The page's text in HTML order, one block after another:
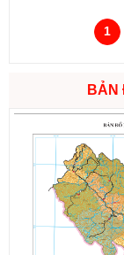
1
BẢN